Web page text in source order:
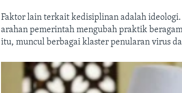
Faktor lain terkait kedisiplinan adalah ideologi.
arahan pemerintah mengubah praktik
itu, muncul berbagai klaster penularan virus